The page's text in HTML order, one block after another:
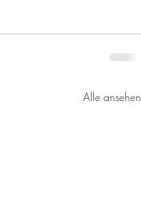
Alle ansehen